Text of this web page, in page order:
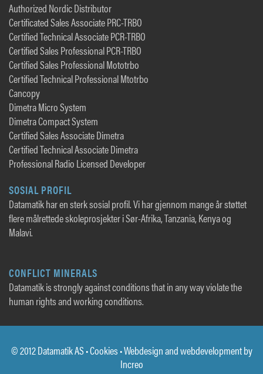
Authorized Nordic Distributor
Certificated Sales Associate PRC-TRBO
Certified Technical Associate PCR-TRBO
Certified Sales Professional PCR-TRBO
Certified Sales Professional Mototrbo
Certified Technical Professional Mtotrbo
Cancopy
Dimetra Micro System
Dimetra Compact System
Certified Sales Associate Dimetra
Certified Technical Associate Dimetra
Professional Radio Licensed Developer
SOSIAL PROFIL
Datamatik har en sterk sosial profil. Vi har gjennom mange år støttet
flere målrettede skoleprosjekter i Sør-Afrika, Tanzania, Kenya og
Malavi.
CONFLICT MINERALS
Datamatik is strongly against conditions that in any way violate the
human rights and working conditions.
© 2012 Datamatik AS •Cookies • Webdesign and webdevelopment by
Increo